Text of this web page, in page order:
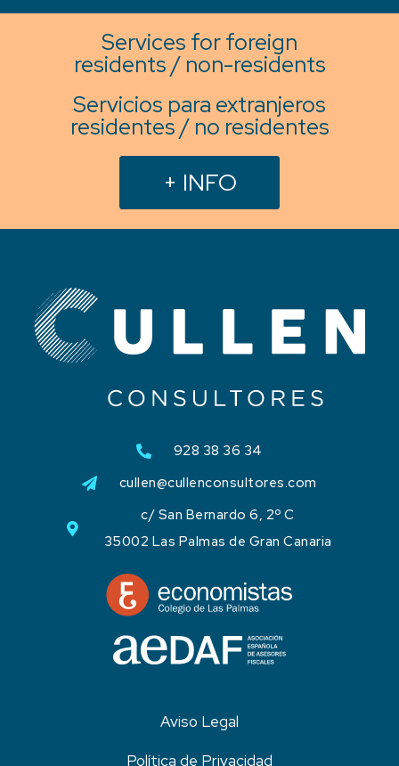
Services for foreign
residents / non-residents
Servicios para extranjeros
residentes / no residentes
+ INFO
928 38 36 34
cullen@cullenconsultores.com
c/ San Bernardo 6, 2º C
35002 Las Palmas de Gran Canaria
Aviso Legal
Política de Privacidad